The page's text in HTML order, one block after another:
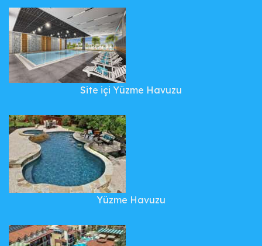
Site içi Yüzme Havuzu
Yüzme Havuzu